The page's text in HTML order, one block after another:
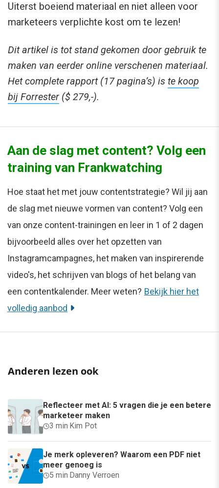
Uiterst boeiend materiaal en niet alleen voor
marketeers verplichte kost om te lezen!
Dit artikel is tot stand gekomen door gebruik te
maken van eerder online verschenen materiaal.
Het complete rapport (17 pagina’s) is te koop
bij Forrester ($ 279,-).
Aan de slag met content? Volg een
training van Frankwatching
Hoe staat het met jouw contentstrategie? Wil jij aan
de slag met nieuwe vormen van content? Volg een
van onze content-trainingen en leer in 1 of 2 dagen
bijvoorbeeld alles over het opzetten van
Instagramcampagnes, het maken van inspirerende
video's, het schrijven van blogs of het belang van
een contentkalender. Meer weten? Bekijk hier het
volledig aanbod
Anderen lezen ook
Reflecteer met AI: 5 vragen die je een betere
marketeer maken
3 min· Kim Pot
Je merk opleveren? Waarom een PDF niet
meer genoeg is
5 min· Danny Verroen